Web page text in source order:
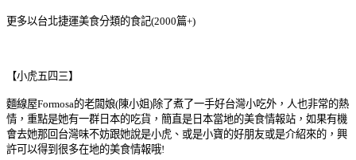
更多以台北捷運美食分類的食記(2000篇+)
【小虎五四三】
麵線屋Formosa的老闆娘(陳小姐)除了煮了一手好台灣小吃外，人也非常的熱
情，重點是她有一群日本的吃貨，簡直是日本當地的美食情報站，如果有機
會去她那回台灣味不妨跟她說是小虎、或是小寶的好朋友或是介紹來的，興
許可以得到很多在地的美食情報哦!